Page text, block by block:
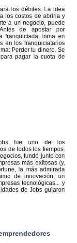
los débiles. La idea
los costos de abrirla y
a un negocio, puede
de apostar por
franquiciada, toma en
en los franquiciatarios
Perder tu dinero. Se
pagar la cuota de
fue uno de los
de todos los tiempos.
fundó junto con
más exitosas (y,
la más admirada
de innovación, un
tecnológicas... y
de Jobs guiaron